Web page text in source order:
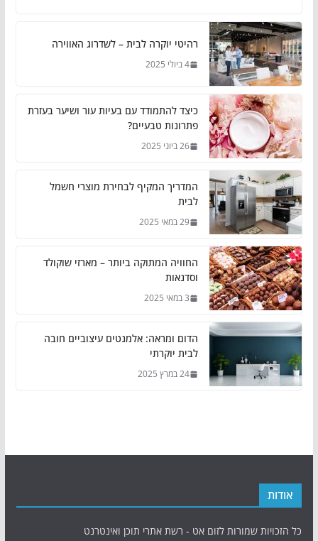
רהיטי יוקרה לבית – לשדרוג האווירה
4 ביולי 2025
כיצד להתמודד עם בעיות עור ושיער בעזרת
פתרונות טבעיים?
26 ביוני 2025
המדריך המקיף לבחירת מוצרי חשמל
לבית
29 במאי 2025
החוויה המתוקה ביותר – מארזי שוקולד
וסדנאות
3 במאי 2025
הדום ומראה: אלמנטים עיצוביים חובה
לבית יוקרתי
24 במרץ 2025
אודות
כל הזכויות שמורות לזום אט - רשת אתרי תוכן ואינטרנט